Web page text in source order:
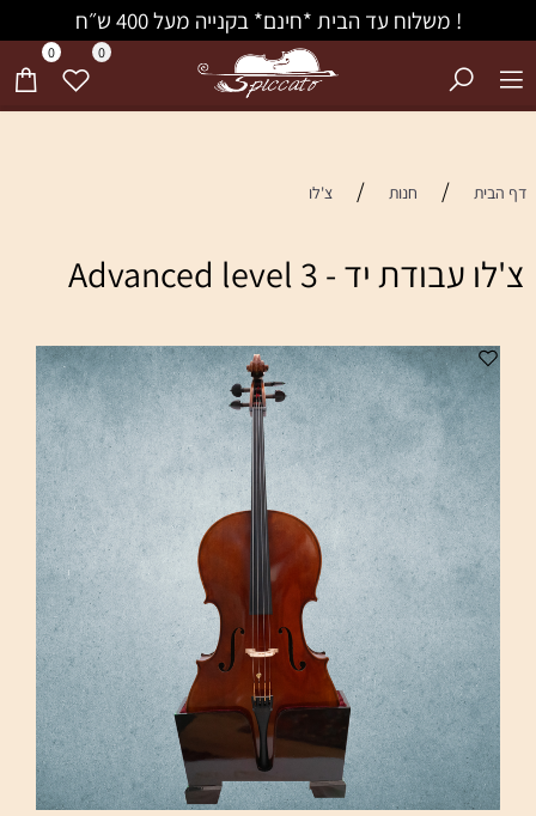
! משלוח עד הבית *חינם* בקנייה מעל 400 ש״ח
0 0
דף הבית / חנות / צ'לו
צ'לו עבודת יד - 3 Advanced level